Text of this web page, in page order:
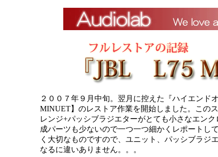
２００７年９月中旬。翌月に控えた『ハイエン
MINUET】のレストア作業を開始しました。この
レンジ+パッシブラジエターがとても小さなエン
成パーツも少ないので一つ一つ細かくレポートし
く大切なものですので、ユニット、パッシブラジ
なるに違いありません。。。